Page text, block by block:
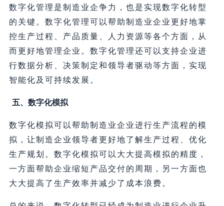
数字化管理是制造业企争力，也是实现数字化转型
的关键。数字化管理可以帮助制造业企业更好地掌
控生产过程、产品质量、人力资源等各个方面，从
而更好地管理企业。数字化管理还可以支持企业进
行数据分析、决策制定和领导者驱动等方面，实现
智能化及可持续发展。
五、数字化模拟
数字化模拟可以帮助制造业企业进行生产流程的模
拟，让制造企业领导者更好地了解生产过程、优化
生产规划。数字化模拟可以大大提高模拟的精度，
一方面帮助企业缩短产品交付的周期，另一方面也
大大提高了生产效率并减少了成本浪费。